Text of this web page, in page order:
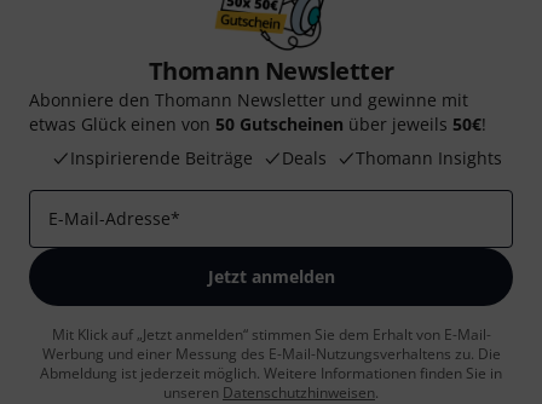
Thomann Newsletter
Abonniere den Thomann Newsletter und gewinne mit
etwas Glück einen von 50 Gutscheinen über jeweils 50€!
Inspirierende Beiträge
Deals Thomann Insights
E-Mail-Adresse*
Jetzt anmelden
Mit Klick auf „Jetzt anmelden“ stimmen Sie dem Erhalt von E-Mail-
Werbung und einer Messung des E-Mail-Nutzungsverhaltens zu. Die
Abmeldung ist jederzeit möglich. Weitere Informationen finden Sie in
unseren Datenschutzhinweisen.